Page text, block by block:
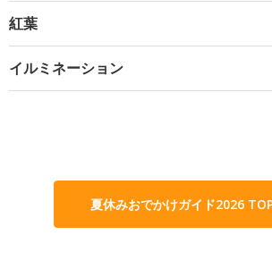
紅葉
イルミネーション
夏休みおでかけガイド2026